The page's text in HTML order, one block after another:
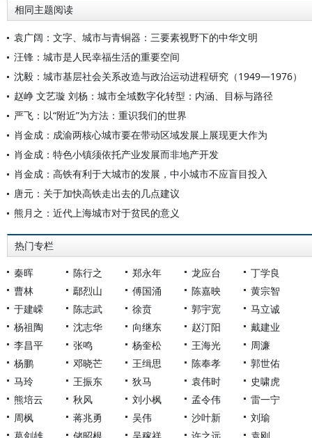
相同主题阅读
袁广阔：文字、城市与青铜器：三要素视野下的中华文明
汪锋：城市是人民幸福生活的重要空间
沈毅：城市基层社会关系改造与政治运动进程研究（1949—1976）
赵峥 文艺璇 刘杨：城市全域数字化转型：内涵、目标与路径
严飞：以“附近”为方法：重识我们的世界
肖金成：成渝两核心城市要在带动区域发展上展现更大作为
肖金成：特色小镇须依托产业发展而非地产开发
肖金成：高铁有利于大城市的发展，中小城市不应盲目投入
唐元：关于加快高铁走出去的几点建议
熊月之：近代上海城市对于贫民的意义
热门专栏
秦晖 陈行之 郑永年 龙应台
丁学良
曹林
鄢烈山 傅国涌 陈嘉映
黄宗智
于建嵘
陈志武 徐贲 郭宇宽
马立诚
杨祖陶
沈志华 向继东 赵汀阳
戴建业
李昌平
张鸣 杨奎松 王海光
周濂
杨鹏
邓晓芒 王缉思 陈奉孝
郭世佑
马玲
王振东 狄马 袁伟时
史啸虎
熊培云
秋风 刘小枫 孟令伟
雷一宁
周枫
蒋兆勇 吴伟 沙叶新
刘瑜